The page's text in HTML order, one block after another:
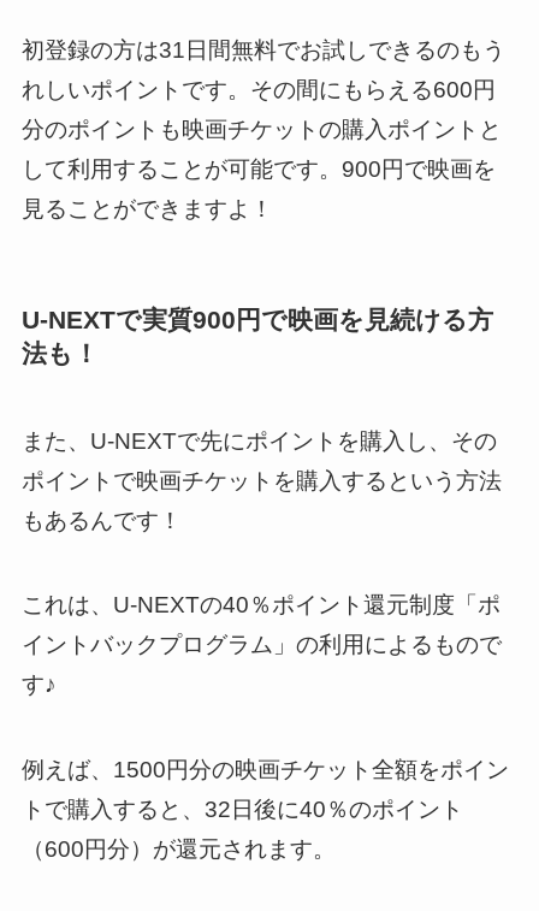
初登録の方は31日間無料でお試しできるのもう
れしいポイントです。その間にもらえる600円
分のポイントも映画チケットの購入ポイントと
して利用することが可能です。900円で映画を
見ることができますよ！
U-NEXTで実質900円で映画を見続ける方
法も！
また、U-NEXTで先にポイントを購入し、その
ポイントで映画チケットを購入するという方法
もあるんです！
これは、U-NEXTの40％ポイント還元制度「ポ
イントバックプログラム」の利用によるもので
す♪
例えば、1500円分の映画チケット全額をポイン
トで購入すると、32日後に40％のポイント
（600円分）が還元されます。